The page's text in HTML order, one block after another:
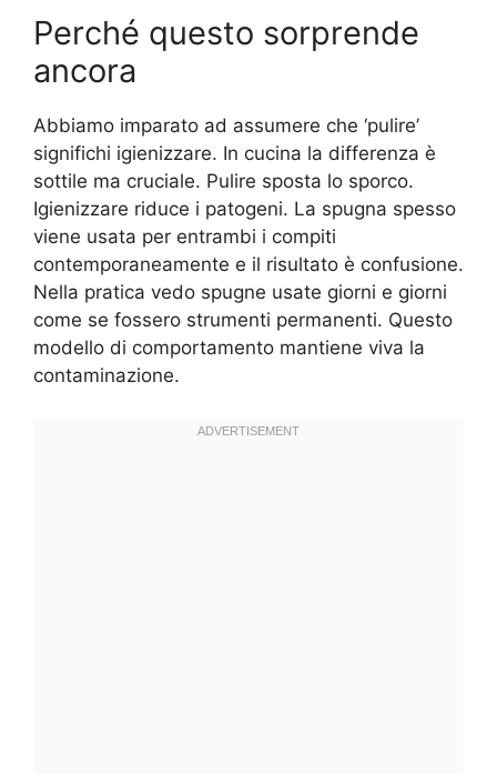
Perché questo sorprende
ancora
Abbiamo imparato ad assumere che ‘pulire’
significhi igienizzare. In cucina la differenza è
sottile ma cruciale. Pulire sposta lo sporco.
Igienizzare riduce i patogeni. La spugna spesso
viene usata per entrambi i compiti
contemporaneamente e il risultato è confusione.
Nella pratica vedo spugne usate giorni e giorni
come se fossero strumenti permanenti. Questo
modello di comportamento mantiene viva la
contaminazione.